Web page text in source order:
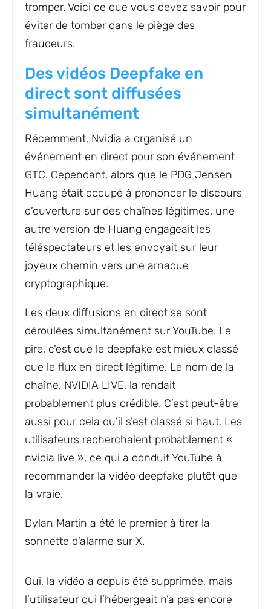
tromper. Voici ce que vous devez savoir pour
éviter de tomber dans le piège des
fraudeurs.
Des vidéos Deepfake en
direct sont diffusées
simultanément
Récemment, Nvidia a organisé un
événement en direct pour son événement
GTC. Cependant, alors que le PDG Jensen
Huang était occupé à prononcer le discours
d’ouverture sur des chaînes légitimes, une
autre version de Huang engageait les
téléspectateurs et les envoyait sur leur
joyeux chemin vers une arnaque
cryptographique.
Les deux diffusions en direct se sont
déroulées simultanément sur YouTube. Le
pire, c’est que le deepfake est mieux classé
que le flux en direct légitime. Le nom de la
chaîne, NVIDIA LIVE, la rendait
probablement plus crédible. C’est peut-être
aussi pour cela qu’il s’est classé si haut. Les
utilisateurs recherchaient probablement «
nvidia live », ce qui a conduit YouTube à
recommander la vidéo deepfake plutôt que
la vraie.
Dylan Martin a été le premier à tirer la
sonnette d’alarme sur X.
Oui, la vidéo a depuis été supprimée, mais
l’utilisateur qui l’hébergeait n’a pas encore